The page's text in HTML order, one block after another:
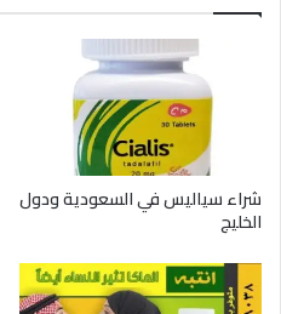
شراء سياليس في السعودية ودول
الخليج